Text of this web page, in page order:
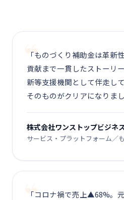
「ものづくり補助金は革新
貢献まで一貫したストーリ
新等支援機関として伴走し
そのものがクリアになりまし
株式会社ワンストップビジネ
サービス・プラットフォーム／
「コロナ禍で売上▲68%。